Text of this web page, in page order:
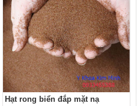
Hạt rong biển đắp mặt nạ